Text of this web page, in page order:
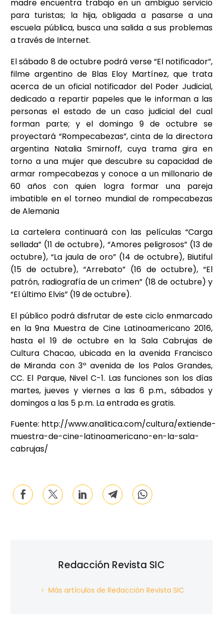
madre encuentra trabajo en un ambiguo servicio
para turistas; la hija, obligada a pasarse a una
escuela pública, busca una salida a sus problemas
a través de Internet.
El sábado 8 de octubre podrá verse “El notificador”,
filme argentino de Blas Eloy Martínez, que trata
acerca de un oficial notificador del Poder Judicial,
dedicado a repartir papeles que le informan a las
personas el estado de un caso judicial del cual
forman parte; y el domingo 9 de octubre se
proyectará “Rompecabezas”, cinta de la directora
argentina Natalia Smirnoff, cuya trama gira en
torno a una mujer que descubre su capacidad de
armar rompecabezas y conoce a un millonario de
60 años con quien logra formar una pareja
imbatible en el torneo mundial de rompecabezas
de Alemania
La cartelera continuará con las películas “Carga
sellada” (11 de octubre), “Amores peligrosos” (13 de
octubre), “La jaula de oro” (14 de octubre), Biutiful
(15 de octubre), “Arrebato” (16 de octubre), “El
patrón, radiografía de un crimen” (18 de octubre) y
“El último Elvis” (19 de octubre).
El público podrá disfrutar de este ciclo enmarcado
en la 9na Muestra de Cine Latinoamericano 2016,
hasta el 19 de octubre en la Sala Cabrujas de
Cultura Chacao, ubicada en la avenida Francisco
de Miranda con 3º avenida de los Palos Grandes,
CC. El Parque, Nivel C-1. Las funciones son los días
martes, jueves y viernes a las 6 p.m., sábados y
domingos a las 5 p.m. La entrada es gratis.
Fuente: http://www.analitica.com/cultura/extiende-
muestra-de-cine-latinoamericano-en-la-sala-
cabrujas/
Redacción Revista SIC
Más artículos de Redacción Revista SIC